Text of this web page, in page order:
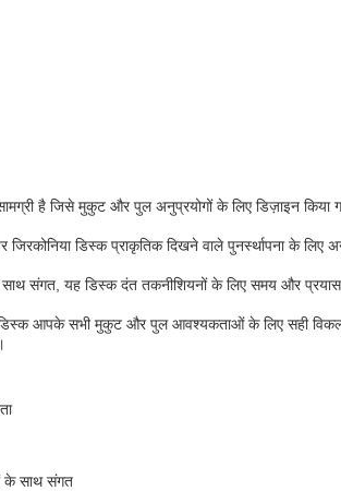
सामग्री है जिसे मुकुट और पुल अनुप्रयोगों के लिए डिज़ाइन
डिस्क प्राकृतिक दिखने वाले पुनर्स्थापना के
संगत, यह डिस्क दंत तकनीशियनों के लिए समय और
डिस्क आपके सभी मुकुट और पुल आवश्यकताओं के लिए सही
के साथ संगत